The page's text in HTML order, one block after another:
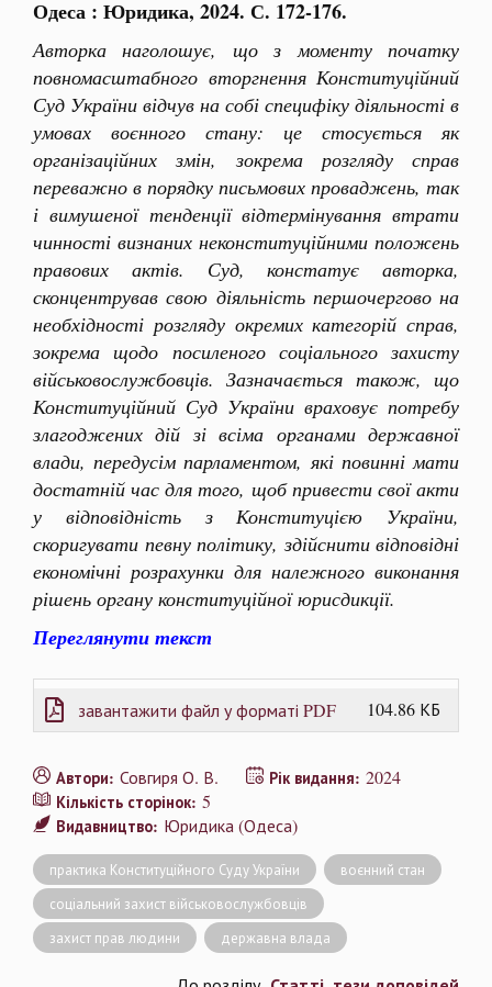
Одеса : Юридика, 2024. С. 172-176.
Авторка наголошує, що з моменту початку
повномасштабного вторгнення Конституційний
Суд України відчув на собі специфіку діяльності в
умовах воєнного стану: це стосується як
організаційних змін, зокрема розгляду справ
переважно в порядку письмових проваджень, так
і вимушеної тенденції відтермінування втрати
чинності визнаних неконституційними положень
правових актів. Суд, констатує авторка,
сконцентрував свою діяльність першочергово на
необхідності розгляду окремих категорій справ,
зокрема щодо посиленого соціального захисту
військовослужбовців. Зазначається також, що
Конституційний Суд України враховує потребу
злагоджених дій зі всіма органами державної
влади, передусім парламентом, які повинні мати
достатній час для того, щоб привести свої акти
у відповідність з Конституцією України,
скоригувати певну політику, здійснити відповідні
економічні розрахунки для належного виконання
рішень органу конституційної юрисдикції.
Переглянути текст
завантажити файл у форматі PDF 104.86 КБ
Автори: Совгиря О. В. Рік видання: 2024
Кількість сторінок: 5
Видавництво: Юридика (Одеса)
практика Конституційного Суду України
воєнний стан
соціальний захист військовослужбовців
захист прав людини
державна влада